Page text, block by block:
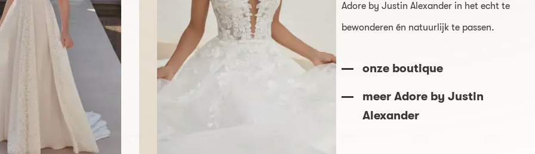
Adore by Justin Alexander in het echt te
bewonderen én natuurlijk te passen.
onze boutique
meer Adore by Justin
Alexander